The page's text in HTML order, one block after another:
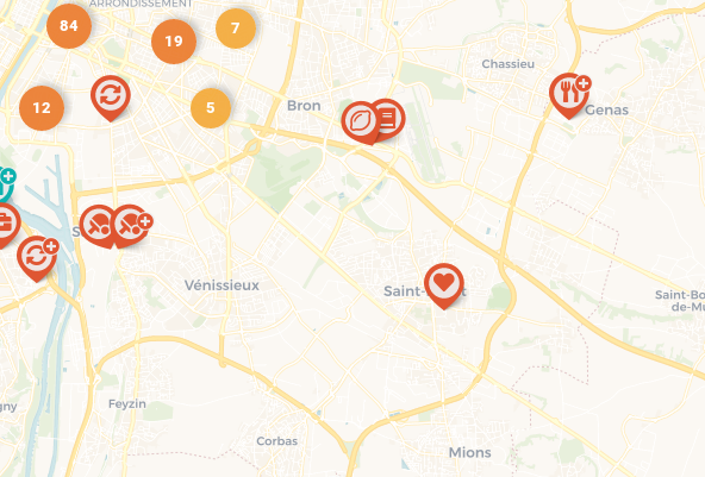
7
5
12
19
84